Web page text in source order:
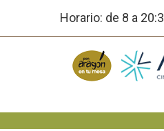
Horario: de 8 a